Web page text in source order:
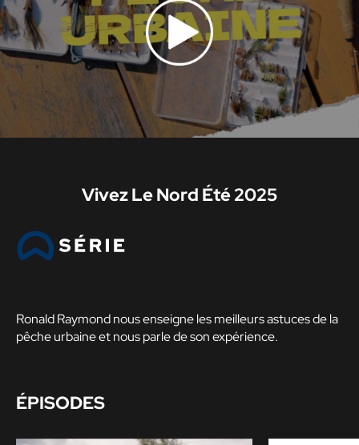
Vivez Le Nord Été 2025
Ronald Raymond nous enseigne les meilleurs astuces de la
pêche urbaine et nous parle de son expérience.
ÉPISODES